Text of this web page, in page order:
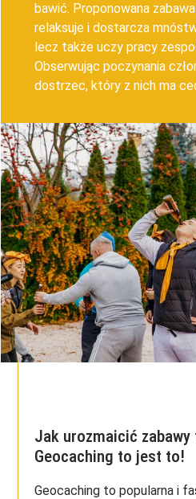
bawić. Proponowana
relaksuje i dostarcza
lecz także uczy pracy
Obserwując poczynania
dostrzec, który z nich ma
Jak urozmaicić zabawy
Geocaching to jest to!
Geocaching to popularna i